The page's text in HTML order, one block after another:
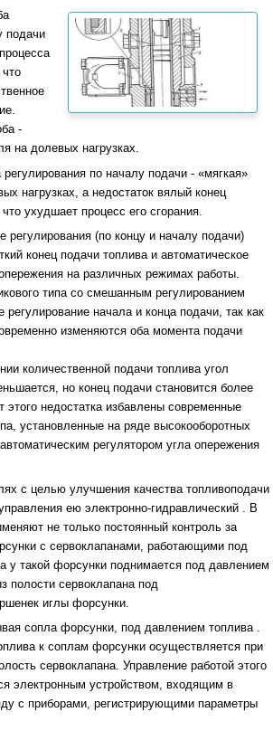
подачи
-
на долевых нагрузках.
по началу подачи - «мягкая»
нагрузках, а недостаток вялый конец
ухудшает процесс его сгорания.
регулирования (по концу и началу подачи)
конец подачи топлива и автоматическое
на различных режимах работы.
типа со смешанным регулированием
начала и конца подачи, так как
изменяются оба момента подачи
количественной подачи топлива угол
но конец подачи становится более
этого недостатка избавлены современные
установленные на ряде высокооборотных
регулятором угла опережения
с целью улучшения качества топливоподачи
ею электронно-гидравлический . В
не только постоянный контроль за
с сервоклапанами, работающими под
у такой форсунки поднимается под давлением
полости сервоклапана под
иглы форсунки.
сопла форсунки, под давлением топлива .
к соплам форсунки осуществляется при
сервоклапана. Управление работой этого
электронным устройством, входящим в
с приборами, регистрирующими параметры